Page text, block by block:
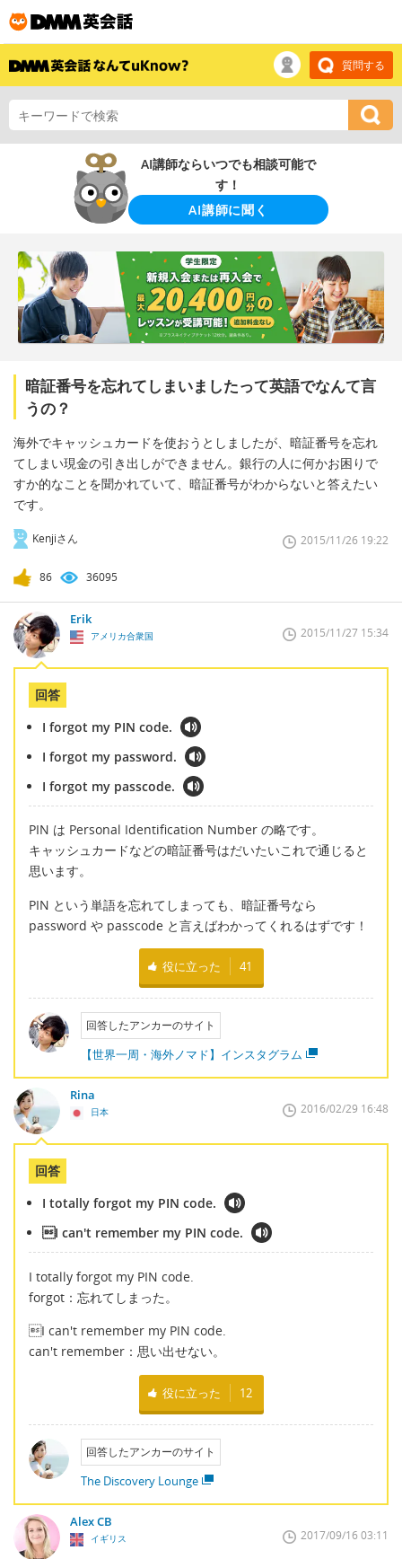
質問する
AI講師ならいつでも相談可能で
す！
AI講師に聞く
暗証番号を忘れてしまいましたって英語でなんて言
うの？
海外でキャッシュカードを使おうとしましたが、暗証番号を忘れ
てしまい現金の引き出しができません。銀行の人に何かお困りで
すか的なことを聞かれていて、暗証番号がわからないと答えたい
です。
Kenjiさん 2015/11/26 19:22
86 36095
Erik
アメリカ合衆国 2015/11/27 15:34
回答
I forgot my PIN code.
I forgot my password.
I forgot my passcode.
PIN は Personal Identification Number の略です。
キャッシュカードなどの暗証番号はだいたいこれで通じると
思います。
PIN という単語を忘れてしまっても、暗証番号なら
password や passcode と言えばわかってくれるはずです！
役に立った 41
回答したアンカーのサイト
【世界一周・海外ノマド】インスタグラム
Rina
日本 2016/02/29 16:48
回答
I totally forgot my PIN code.
I can't remember my PIN code.
I totally forgot my PIN code.
forgot：忘れてしまった。
I can't remember my PIN code.
can't remember：思い出せない。
役に立った 12
回答したアンカーのサイト
The Discovery Lounge
Alex CB
イギリス 2017/09/16 03:11